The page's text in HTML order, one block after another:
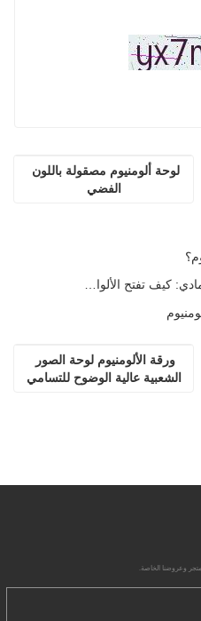
الفضي
ما وراء الفضي والرمادي: كيف تفتح الألوان المخصصة إمكانيات لا حصر لها لرغوة الألومنيوم
الشعبية عالية الوضوح للتسامي
وعروضنا الخاصة.